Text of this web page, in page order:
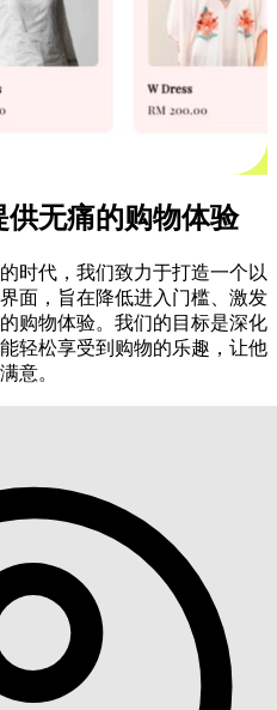
无痛的购物体验
时代，我们致力于打造一个以
面，旨在降低进入门槛、激发
购物体验。我们的目标是深化
轻松享受到购物的乐趣，让他
意。